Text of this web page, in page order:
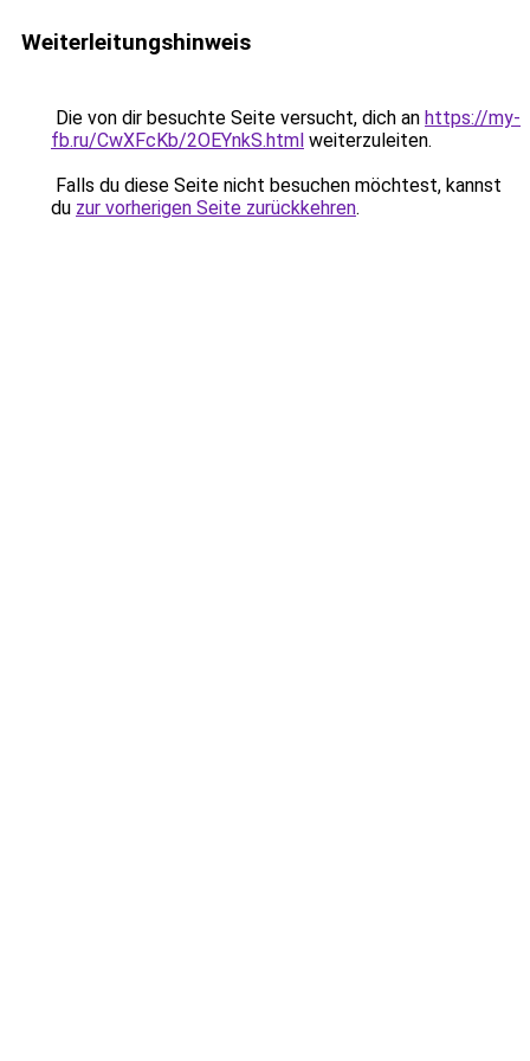
Weiterleitungshinweis
Die von dir besuchte Seite versucht, dich an https://my-
fb.ru/CwXFcKb/2OEYnkS.html weiterzuleiten.
Falls du diese Seite nicht besuchen möchtest, kannst
du zur vorherigen Seite zurückkehren.